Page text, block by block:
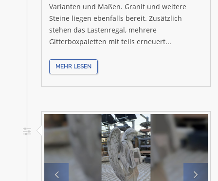
Varianten und Maßen. Granit und weitere
Steine liegen ebenfalls bereit. Zusätzlich
stehen das Lastenregal, mehrere
Gitterboxpaletten mit teils erneuert...
MEHR LESEN